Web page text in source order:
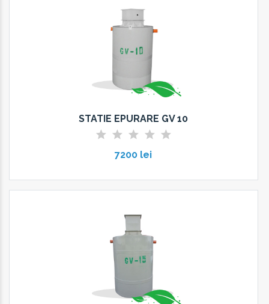
STATIE EPURARE GV 10
7200 lei